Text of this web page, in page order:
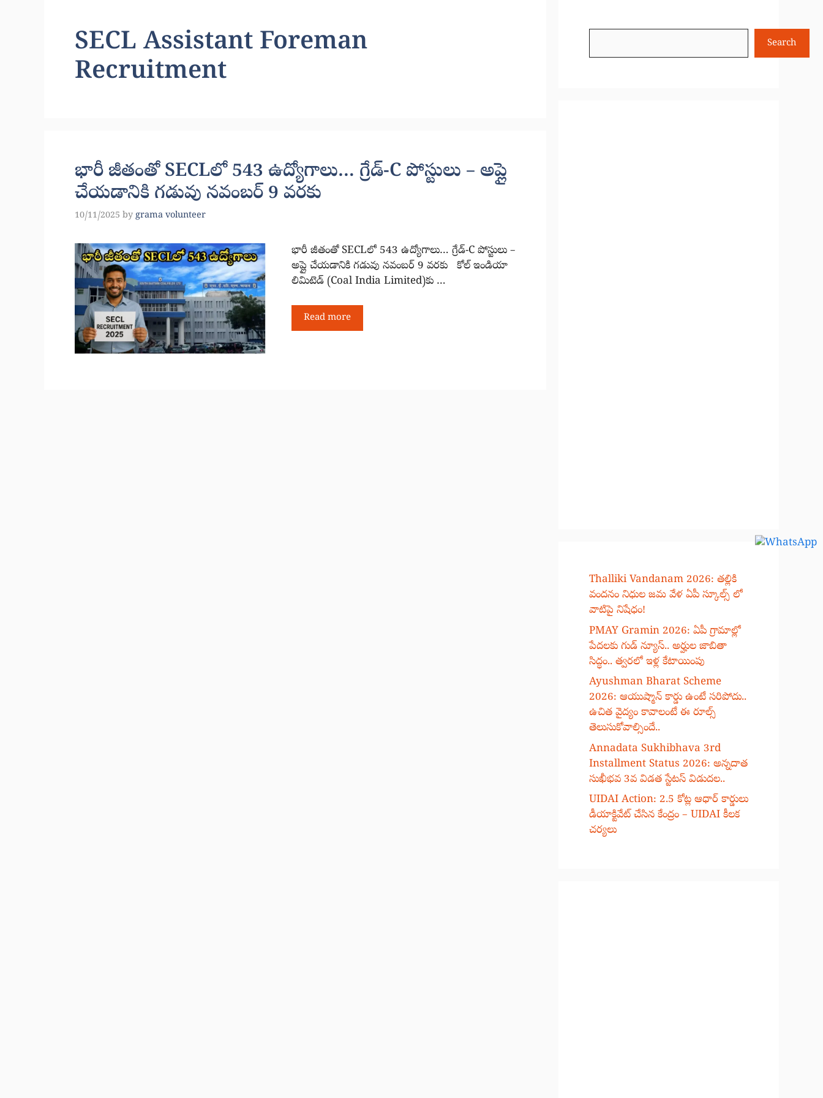
SECL Assistant Foreman
Recruitment
భారీ జీతంతో SECLలో 543 ఉద్యోగాలు… గ్రేడ్-C పోస్టులు – అప్లై
చేయడానికి గడువు నవంబర్ 9 వరకు
10/11/2025 by grama volunteer
భారీ జీతంతో SECLలో 543 ఉద్యోగాలు… గ్రేడ్-C పోస్టులు –
అప్లై చేయడానికి గడువు నవంబర్ 9 వరకు కోల్ ఇండియా
లిమిటెడ్‌ (Coal India Limited)‌కు …
Read more
Search
Thalliki Vandanam 2026: తల్లికి
వందనం నిధుల జమ వేళ ఏపీ స్కూల్స్ లో
వాటిపై నిషేధం!
PMAY Gramin 2026: ఏపీ గ్రామాల్లో
పేదలకు గుడ్ న్యూస్.. అర్హుల జాబితా
సిద్ధం.. త్వరలో ఇళ్ల కేటాయింపు
Ayushman Bharat Scheme
2026: ఆయుష్మాన్ కార్డు ఉంటే సరిపోదు..
ఉచిత వైద్యం కావాలంటే ఈ రూల్స్
తెలుసుకోవాల్సిందే..
Annadata Sukhibhava 3rd
Installment Status 2026: అన్నదాత
సుఖీభవ 3వ విడత స్టేటస్ విడుదల..
UIDAI Action: 2.5 కోట్ల ఆధార్ కార్డులు
డీయాక్టివేట్ చేసిన కేంద్రం – UIDAI కీలక
చర్యలు